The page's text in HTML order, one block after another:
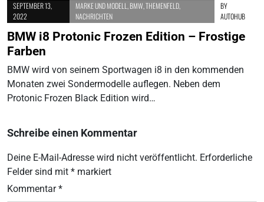
SEPTEMBER 13,
2022
MARKE UND MODELL BMW THEMENFELD,
NACHRICHTEN
BY
AUTOHUB
BMW i8 Protonic Frozen Edition – Frostige
Farben
BMW wird von seinem Sportwagen i8 in den kommenden
Monaten zwei Sondermodelle auflegen. Neben dem
Protonic Frozen Black Edition wird…
Schreibe einen Kommentar
Deine E-Mail-Adresse wird nicht veröffentlicht. Erforderliche
Felder sind mit * markiert
Kommentar*